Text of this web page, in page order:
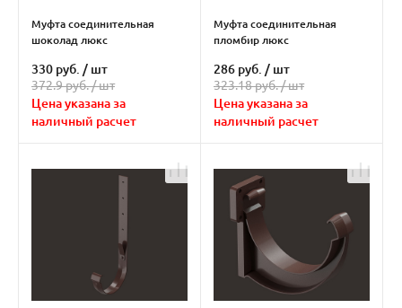
Муфта соединительная
шоколад люкс
330 руб. / шт
372.9 руб. /шт
Цена указана за
наличный расчет
Муфта соединительная
пломбир люкс
286 руб. / шт
323.18 руб. /шт
Цена указана за
наличный расчет